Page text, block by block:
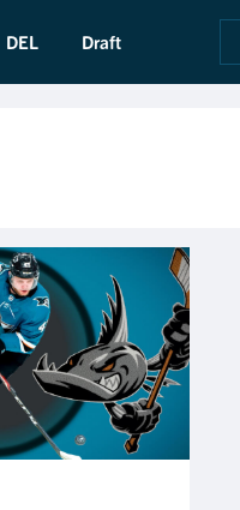
DEL Draft